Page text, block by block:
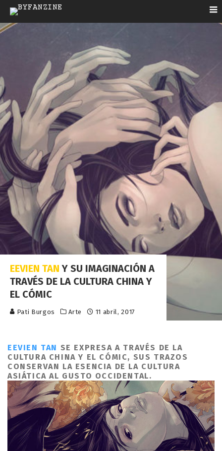
EEVIEN TAN Y SU IMAGINACIÓN A
TRAVÉS DE LA CULTURA CHINA Y
EL CÓMIC
Pati Burgos Arte 11 abril, 2017
EEVIEN TAN SE EXPRESA A TRAVÉS DE LA
CULTURA CHINA Y EL CÓMIC, SUS TRAZOS
CONSERVAN LA ESENCIA DE LA CULTURA
ASIÁTICA AL GUSTO OCCIDENTAL.